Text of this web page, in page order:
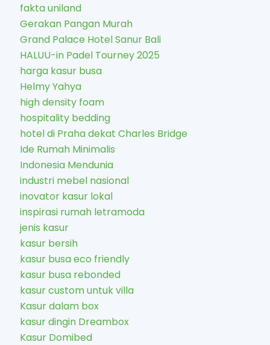
fakta uniland
Gerakan Pangan Murah
Grand Palace Hotel Sanur Bali
HALUU-in Padel Tourney 2025
harga kasur busa
Helmy Yahya
high density foam
hospitality bedding
hotel di Praha dekat Charles Bridge
Ide Rumah Minimalis
Indonesia Mendunia
industri mebel nasional
inovator kasur lokal
inspirasi rumah letramoda
jenis kasur
kasur bersih
kasur busa eco friendly
kasur busa rebonded
kasur custom untuk villa
Kasur dalam box
kasur dingin Dreambox
Kasur Domibed